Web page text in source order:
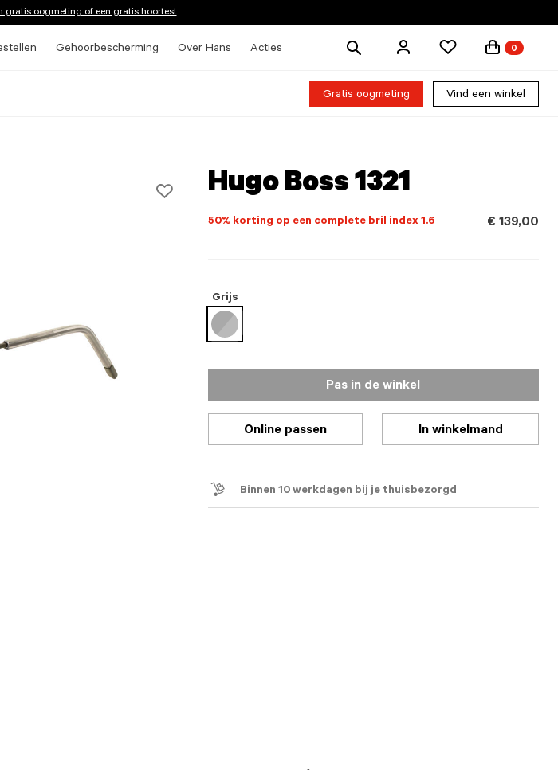
gratis oogmeting of een gratis hoortest
Gehoorbescherming Over Hans Acties
Zoek
0
Gratis oogmeting Vind een winkel
Hugo Boss 1321
50% korting op een complete bril index 1.6 € 139,00
Grijs
geselecteerd
Pas in de winkel
Online passen In winkelmand
Binnen 10 werkdagen bij je thuisbezorgd